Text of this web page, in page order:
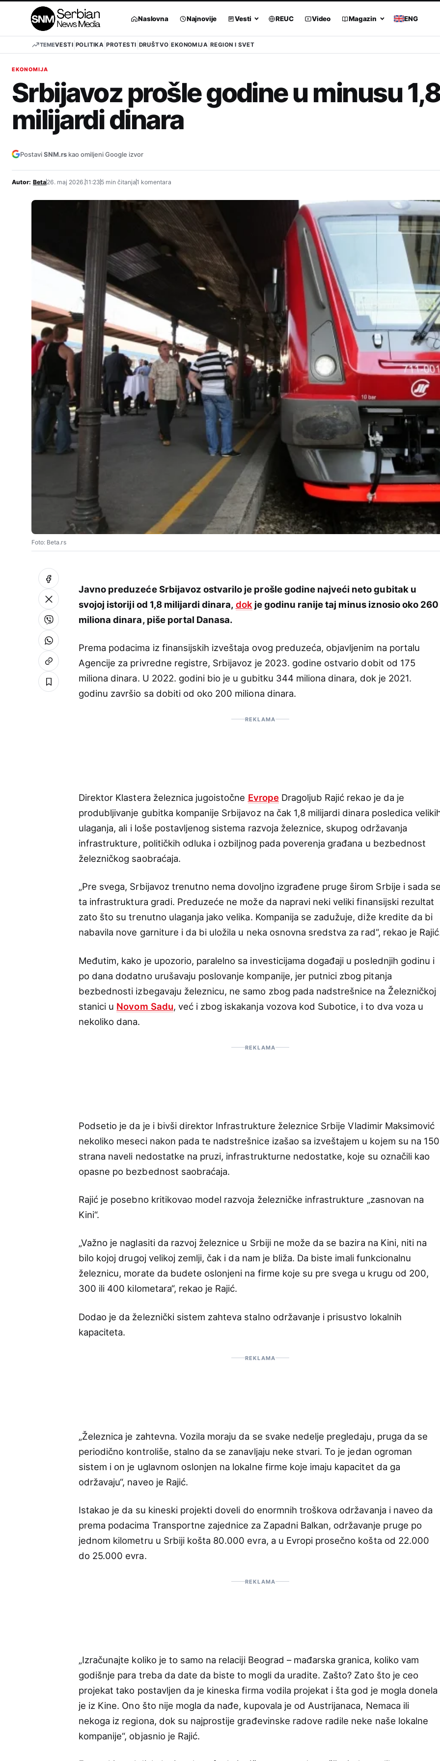
Naslovna Najnovije Vesti REUC Video Magazin ENG
TEMEVESTI POLITIKA PROTESTI DRUŠTVO EKONOMIJA REGION I SVET
EKONOMIJA
Srbijavoz prošle godine u minusu
milijardi dinara
PostaviSNM.rs kao omiljeni Google izvor
Autor: Beta26. maj 2026.11:23 5 min čitanja1 komentara
Foto: Beta.rs
Javno preduzeće Srbijavoz ostvarilo je prošle godine najveći neto gubitak u
svojoj istoriji od 1,8 milijardi dinara, dok je godinu ranije taj minus iznosio oko 260
miliona dinara, piše portal Danasa.
Prema podacima iz finansijskih izveštaja ovog preduzeća, objavljenim na portalu
Agencije za privredne registre, Srbijavoz je 2023. godine ostvario dobit od 175
miliona dinara. U 2022. godini bio je u gubitku 344 miliona dinara, dok je 2021.
godinu završio sa dobiti od oko 200 miliona dinara.
REKLAMA
Direktor Klastera železnica jugoistočne EvropeDragoljub Rajić rekao je da je
produbljivanje gubitka kompanije Srbijavoz na čak 1,8 milijardi dinara posledica
ulaganja, ali i loše postavljenog sistema razvoja železnice, skupog održavanja
infrastrukture, političkih odluka i ozbiljnog pada poverenja građana u bezbednost
železničkog saobraćaja.
„Pre svega, Srbijavoz trenutno nema dovoljno izgrađene pruge širom Srbije i sada
ta infrastruktura gradi. Preduzeće ne može da napravi neki veliki finansijski rezultat
zato što su trenutno ulaganja jako velika. Kompanija se zadužuje, diže kredite da bi
nabavila nove garniture i da bi uložila u neka osnovna sredstva za rad“, rekao je
Međutim, kako je upozorio, paralelno sa investicijama događaji u poslednjih godinu i
po dana dodatno urušavaju poslovanje kompanije, jer putnici zbog pitanja
bezbednosti izbegavaju železnicu, ne samo zbog pada nadstrešnice na Železničkoj
stanici u Novom Sadu, već i zbog iskakanja vozova kod Subotice, i to dva voza u
nekoliko dana.
REKLAMA
Podsetio je da je i bivši direktor Infrastrukture železnice Srbije Vladimir Maksimović
nekoliko meseci nakon pada te nadstrešnice izašao sa izveštajem u kojem su na 150
strana naveli nedostatke na pruzi, infrastrukturne nedostatke, koje su označili kao
opasne po bezbednost saobraćaja.
Rajić je posebno kritikovao model razvoja železničke infrastrukture „zasnovan na
Kini“.
„Važno je naglasiti da razvoj železnice u Srbiji ne može da se bazira na Kini, niti na
bilo kojoj drugoj velikoj zemlji, čak i da nam je bliža. Da biste imali funkcionalnu
železnicu, morate da budete oslonjeni na firme koje su pre svega u krugu od 200,
300 ili 400 kilometara“, rekao je Rajić.
Dodao je da železnički sistem zahteva stalno održavanje i prisustvo lokalnih
kapaciteta.
REKLAMA
„Železnica je zahtevna. Vozila moraju da se svake nedelje pregledaju, pruga da se
periodično kontroliše, stalno da se zanavljaju neke stvari. To je jedan ogroman
sistem i on je uglavnom oslonjen na lokalne firme koje imaju kapacitet da ga
održavaju“, naveo je Rajić.
Istakao je da su kineski projekti doveli do enormnih troškova održavanja i naveo da
prema podacima Transportne zajednice za Zapadni Balkan, održavanje pruge po
jednom kilometru u Srbiji košta 80.000 evra, a u Evropi prosečno košta od 22.000
do 25.000 evra.
REKLAMA
„Izračunajte koliko je to samo na relaciji Beograd – mađarska granica, koliko vam
godišnje para treba da date da biste to mogli da uradite. Zašto? Zato što je ceo
projekat tako postavljen da je kineska firma vodila projekat i šta god je mogla donela
je iz Kine. Ono što nije mogla da nađe, kupovala je od Austrijanaca, Nemaca ili
nekoga iz regiona, dok su najprostije građevinske radove radile neke naše lokalne
kompanije“, objasnio je Rajić.